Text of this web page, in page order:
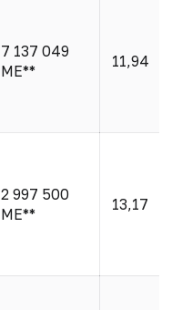
7 137 049
МЕ**
11,94
2 997 500
МЕ**
13,17